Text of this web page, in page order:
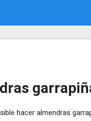
hacer almendras